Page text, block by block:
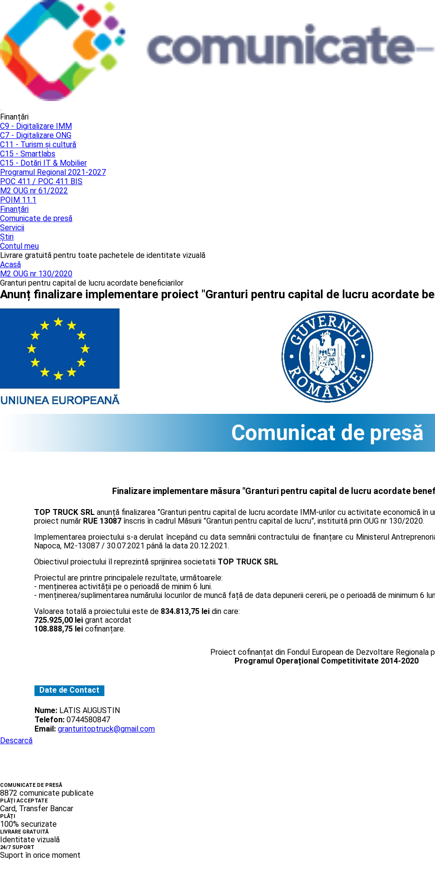
Finanțări
C9 - Digitalizare IMM
C7 - Digitalizare ONG
C11 - Turism și cultură
C15 - Smartlabs
C15 - Dotări IT & Mobilier
Programul Regional 2021-2027
POC 411 / POC 411 BIS
M2 OUG nr 61/2022
POIM 11.1
Finanțări
Comunicate de presă
Servicii
Știri
Contul meu
Livrare gratuită pentru toate pachetele de identitate vizuală
Acasă
M2 OUG nr 130/2020
Granturi pentru capital de lucru acordate beneficiarilor
Anunț finalizare implementare proiect "Granturi pentru capital de lucru acordate
Finalizare implementare măsura "Granturi pentru capital de lucru acordate
TOP TRUCK SRL anunță finalizarea ”Granturi pentru capital de lucru acordate IMM-urilor cu activitate economică în
proiect număr RUE 13087 înscris în cadrul Măsurii ”Granturi pentru capital de lucru”, instituită prin OUG nr 130/2020.
Implementarea proiectului s-a derulat începând cu data semnării contractului de finanțare cu Ministerul
Napoca, M2-13087 / 30.07.2021 până la data 20.12.2021.
Obiectivul proiectului îl reprezintă sprijinirea societatii TOP TRUCK SRL
Proiectul are printre principalele rezultate, următoarele:
- menținerea activității pe o perioadă de minim 6 luni.
- menținerea/suplimentarea numărului locurilor de muncă față de data depunerii cererii, pe o perioadă de minimum 6
Valoarea totală a proiectului este de 834.813,75 lei din care:
725.925,00 lei grant acordat
108.888,75 lei cofinanțare.
Proiect cofinanțat din Fondul European de Dezvoltare Regionala
Programul Operațional Competitivitate 2014-2020
Date de Contact
Nume: LATIS AUGUSTIN
Telefon: 0744580847
Email: granturitoptruck@gmail.com
Descarcă
COMUNICATE DE PRESĂ
8872 comunicate publicate
PLĂȚI ACCEPTATE
Card, Transfer Bancar
PLĂȚI
100% securizate
LIVRARE GRATUITĂ
Identitate vizuală
24/7 SUPORT
Suport în orice moment